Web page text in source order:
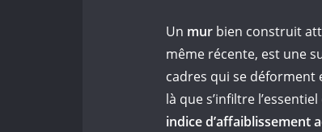
Un mur bien construit
même récente, est une
cadres qui se déforment
là que s’infiltre
indice d’affaiblissement